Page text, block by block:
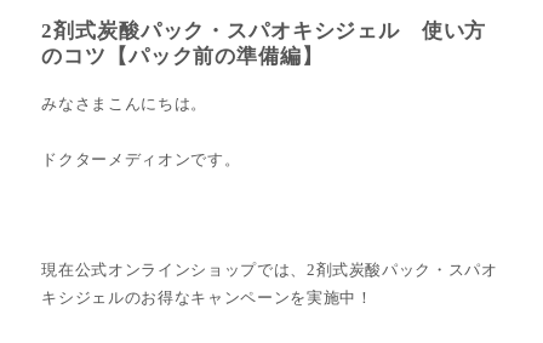
2剤式炭酸パック・スパオキシジェル 使い方
のコツ【パック前の準備編】
みなさまこんにちは。
ドクターメディオンです。
現在公式オンラインショップでは、2剤式炭酸パック・スパオ
キシジェルのお得なキャンペーンを実施中！